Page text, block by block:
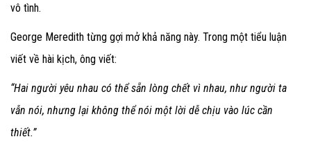
vô tình.
George Meredith từng gợi mở khả năng này. Trong một tiểu luận
viết về hài kịch, ông viết:
“Hai người yêu nhau có thể sẵn lòng chết vì nhau, như người ta
vẫn nói, nhưng lại không thể nói một lời dễ chịu vào lúc cần
thiết.”